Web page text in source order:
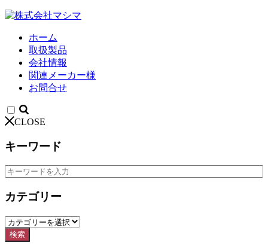
ホーム
取扱製品
会社情報
関連メーカー様
お問合せ
CLOSE
キーワード
カテゴリー
検索